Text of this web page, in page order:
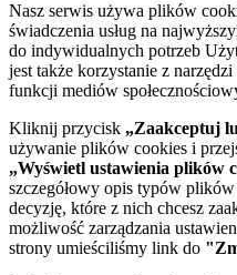
Nasz serwis używa plików
świadczenia usług na
do indywidualnych potrzeb
jest także korzystanie z
funkcji mediów
Kliknij przycisk „Zaakceptuj
używanie plików cookies i
„Wyświetl ustawienia plików
szczegółowy opis typów
decyzję, które z nich chcesz
możliwość zarządzania
strony umieściliśmy link do